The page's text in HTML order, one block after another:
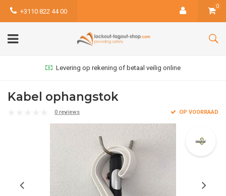
+3110 822 44 00
0
Levering op rekening of betaal veilig online
Kabel ophangstok
0 reviews OP VOORRAAD